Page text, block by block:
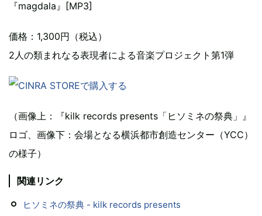
『magdala』[MP3]
価格：1,300円（税込）
2人の類まれなる表現者による音楽プロジェクト第1弾
（画像上：『kilk records presents「ヒソミネの祭典」』
ロゴ、画像下：会場となる横浜都市創造センター（YCC）
の様子）
関連リンク
ヒソミネの祭典 - kilk records presents